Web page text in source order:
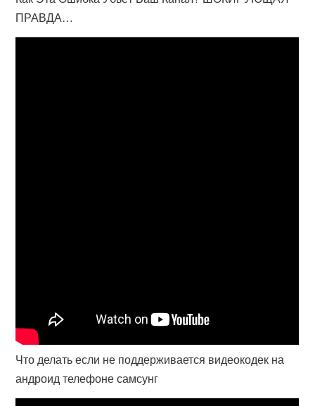
ПРАВДА…
Что делать если не поддерживается видеокодек на
андроид телефоне самсунг